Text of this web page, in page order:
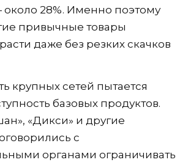
28%. Именно поэтому
привычные товары
даже без резких скачков
крупных сетей пытается
базовых продуктов.
«Дикси» и другие
с
органами ограничивать